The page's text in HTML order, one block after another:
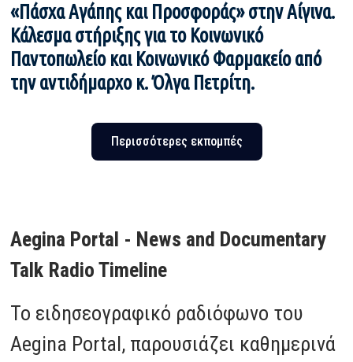
«Πάσχα Αγάπης και Προσφοράς» στην Αίγινα.
Κάλεσμα στήριξης για το Κοινωνικό
Παντοπωλείο και Κοινωνικό Φαρμακείο από
την αντιδήμαρχο κ. Όλγα Πετρίτη.
Περισσότερες εκπομπές
Aegina Portal - News and Documentary
Talk Radio Timeline
Το ειδησεογραφικό ραδιόφωνο του
Aegina Portal, παρουσιάζει καθημερινά